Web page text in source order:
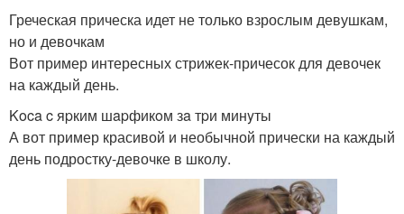
Греческая прическа идет не только взрослым девушкам,
но и девочкам
Вот пример интересных стрижек-причесок для девочек
на каждый день.
Koca c яpким шapфикoм зa тpи минyты
А вот пример красивой и необычной прически на каждый
день подростку-девочке в школу.